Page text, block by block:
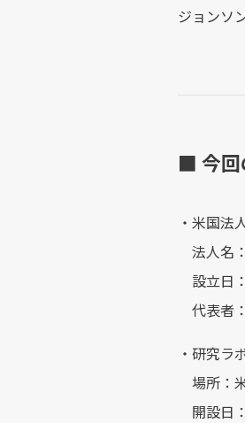
ジョンソ
■ 今回
・米国法
法人名
設立日
代表者
・研究ラ
場所：
開設日